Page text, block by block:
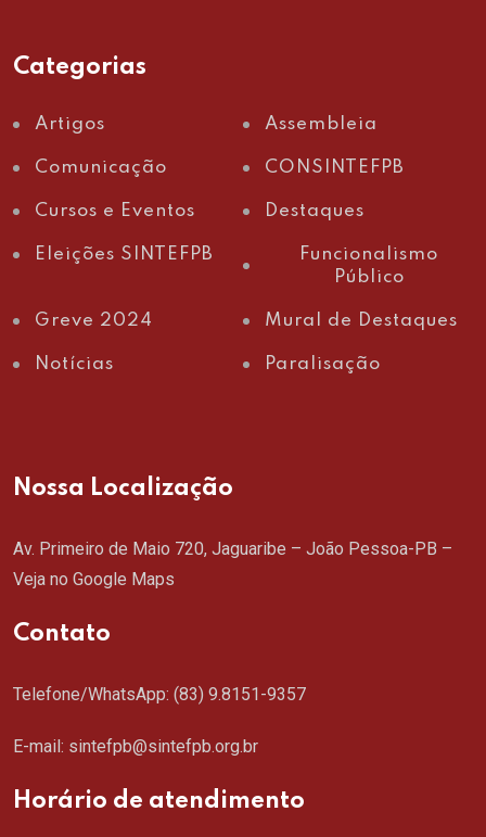
Categorias
Artigos Assembleia
Comunicação CONSINTEFPB
Cursos e Eventos Destaques
Eleições SINTEFPB
Funcionalismo
Público
Greve 2024 Mural de Destaques
Notícias Paralisação
Nossa Localização
Av. Primeiro de Maio 720, Jaguaribe – João Pessoa-PB –
Veja no Google Maps
Contato
Telefone/WhatsApp: (83) 9.8151-9357
E-mail: sintefpb@sintefpb.org.br
Horário de atendimento